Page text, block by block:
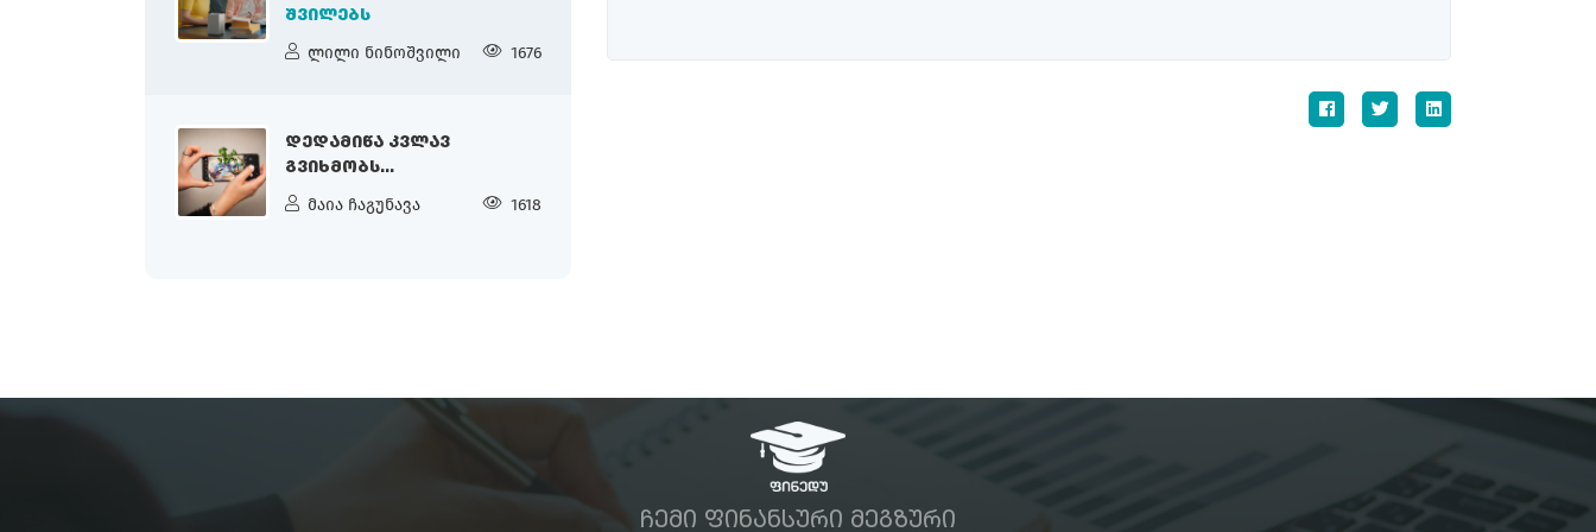
ᲨᲕᲘᲚᲔᲑᲡ
ლილი ნინოშვილი 1676
ᲓᲔᲓᲐᲛᲘᲬᲐ ᲙᲕᲚᲐᲕ
ᲒᲕᲘᲮᲛᲝᲑᲡ...
მაია ჩაგუნავა 1618
ᲩᲔᲛᲘ ᲤᲘᲜᲐᲜᲡᲣᲠᲘ ᲛᲔᲒᲖᲣᲠᲘ